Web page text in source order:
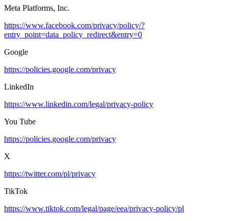
Meta Platforms, Inc.
https://www.facebook.com/privacy/policy/?
entry_point=data_policy_redirect&entry=0
Google
https://policies.google.com/privacy
LinkedIn
https://www.linkedin.com/legal/privacy-policy
You Tube
https://policies.google.com/privacy
X
https://twitter.com/pl/privacy
TikTok
https://www.tiktok.com/legal/page/eea/privacy-policy/pl